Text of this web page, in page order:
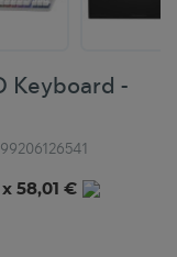
Keyboard -
x 58,01 €